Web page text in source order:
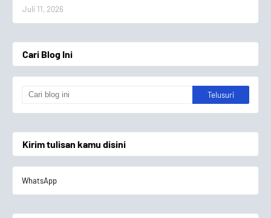
Juli 11, 2026
Cari Blog Ini
Kirim tulisan kamu disini
WhatsApp